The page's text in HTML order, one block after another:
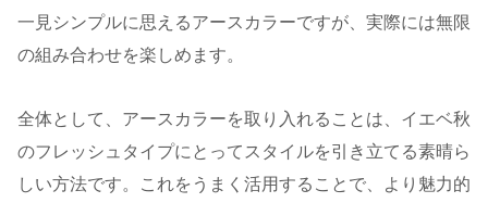
一見シンプルに思えるアースカラーですが、実際には無限
の組み合わせを楽しめます。
全体として、アースカラーを取り入れることは、イエベ秋
のフレッシュタイプにとってスタイルを引き立てる素晴ら
しい方法です。これをうまく活用することで、より魅力的